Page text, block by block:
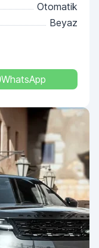
Otomatik
Beyaz
WhatsApp